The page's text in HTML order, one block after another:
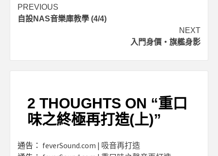
Post
navigation
PREVIOUS
自設NAS音樂庫教學 (4/4)
NEXT
入門身價‧旗艦身影
2 THOUGHTS ON “重口
味之終極再打造(上)”
通告： feverSound.com | 吸音再打造